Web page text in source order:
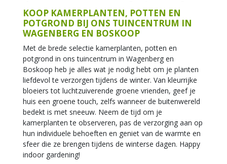
KOOP KAMERPLANTEN, POTTEN EN
POTGROND BIJ ONS TUINCENTRUM IN
WAGENBERG EN BOSKOOP
Met de brede selectie kamerplanten, potten en
potgrond in ons tuincentrum in Wagenberg en
Boskoop heb je alles wat je nodig hebt om je planten
liefdevol te verzorgen tijdens de winter. Van kleurrijke
bloeiers tot luchtzuiverende groene vrienden, geef je
huis een groene touch, zelfs wanneer de buitenwereld
bedekt is met sneeuw. Neem de tijd om je
kamerplanten te observeren, pas de verzorging aan op
hun individuele behoeften en geniet van de warmte en
sfeer die ze brengen tijdens de winterse dagen. Happy
indoor gardening!